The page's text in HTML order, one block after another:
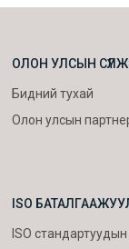
ОЛОН УЛСЫН
Бидний тухай
Олон улсын
ISO
ISO